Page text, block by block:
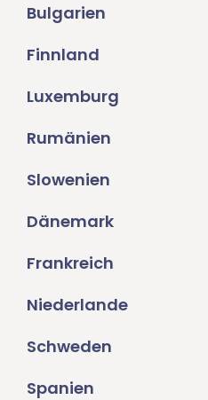
Bulgarien
Finnland
Luxemburg
Rumänien
Slowenien
Dänemark
Frankreich
Niederlande
Schweden
Spanien